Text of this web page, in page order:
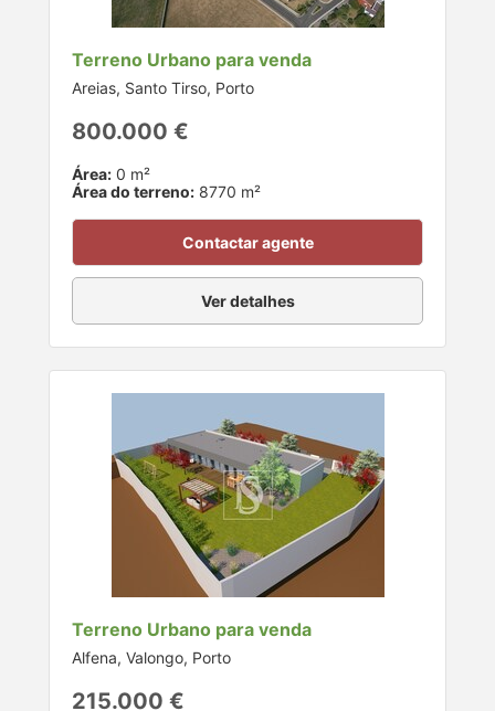
Terreno Urbano para venda
Areias, Santo Tirso, Porto
800.000 €
Área: 0 m²
Área do terreno: 8770 m²
Contactar agente
Ver detalhes
Terreno Urbano para venda
Alfena, Valongo, Porto
215.000 €